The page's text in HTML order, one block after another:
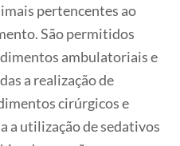
pertencentes ao
São permitidos
ambulatoriais e
a realização de
cirúrgicos e
a utilização de sedativos